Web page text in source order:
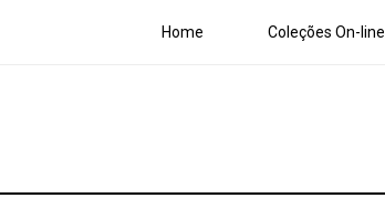
Home Coleções On-line